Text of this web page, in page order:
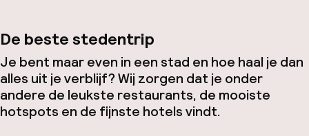
De beste stedentrip
Je bent maar even in een stad en hoe haal je dan
alles uit je verblijf? Wij zorgen dat je onder
andere de leukste restaurants, de mooiste
hotspots en de fijnste hotels vindt.